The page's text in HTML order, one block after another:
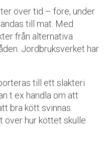
över tid – före, under
till mat. Med
från alternativa
Jordbruksverket har
till ett slakteri
t ex handla om att
bra kött svinnas.
över hur köttet skulle